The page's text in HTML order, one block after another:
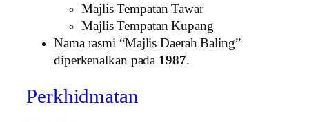
Majlis Tempatan Tawar
Majlis Tempatan Kupang
Nama rasmi “Majlis Daerah Baling”
diperkenalkan pada 1987.
Perkhidmatan